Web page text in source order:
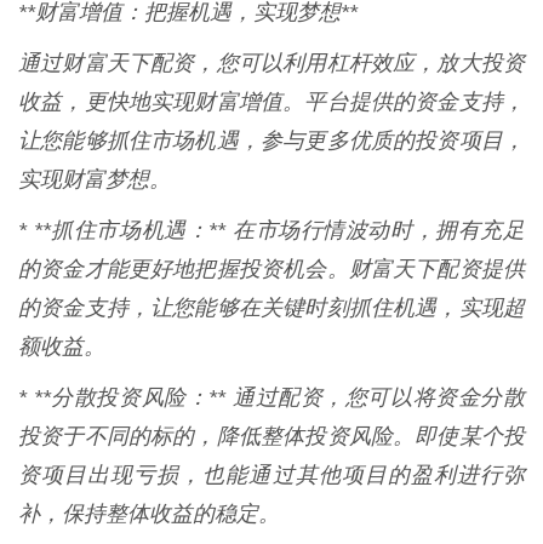
**财富增值：把握机遇，实现梦想**
通过财富天下配资，您可以利用杠杆效应，放大投资
收益，更快地实现财富增值。平台提供的资金支持，
让您能够抓住市场机遇，参与更多优质的投资项目，
实现财富梦想。
* **抓住市场机遇：** 在市场行情波动时，拥有充足
的资金才能更好地把握投资机会。财富天下配资提供
的资金支持，让您能够在关键时刻抓住机遇，实现超
额收益。
* **分散投资风险：** 通过配资，您可以将资金分散
投资于不同的标的，降低整体投资风险。即使某个投
资项目出现亏损，也能通过其他项目的盈利进行弥
补，保持整体收益的稳定。